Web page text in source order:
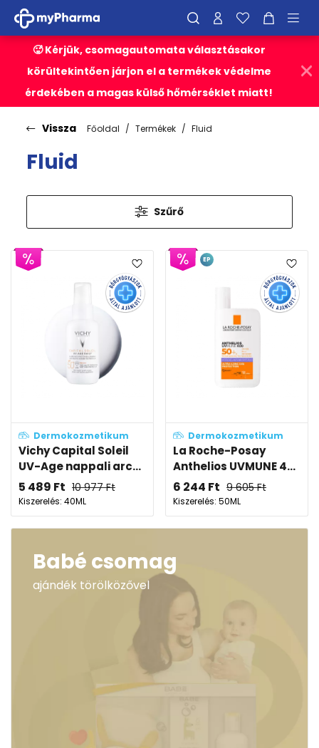
🥵 Kérjük, csomagautomata választásakor
körültekintően járjon el a termékek védelme
érdekében a magas külső hőmérséklet miatt!
Vissza Főoldal Termékek Fluid
Fluid
Szűrő
Dermokozmetikum
Vichy Capital Soleil
UV-Age nappali arc...
5 489 Ft 10 977Ft
Kiszerelés: 40ML
Dermokozmetikum
La Roche-Posay
Anthelios UVMUNE 4...
6 244 Ft 9 605Ft
Kiszerelés: 50ML
EP
Babé csomag
ajándék törölközővel